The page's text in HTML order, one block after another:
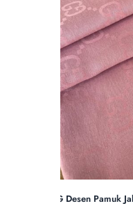
G Desen Pamuk